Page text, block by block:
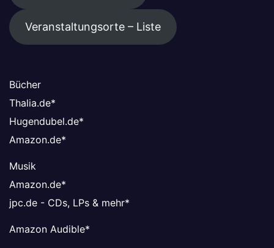
Veranstaltungsorte – Liste
Bücher
Thalia.de*
Hugendubel.de*
Amazon.de*
Musik
Amazon.de*
jpc.de - CDs, LPs & mehr*
Amazon Audible*